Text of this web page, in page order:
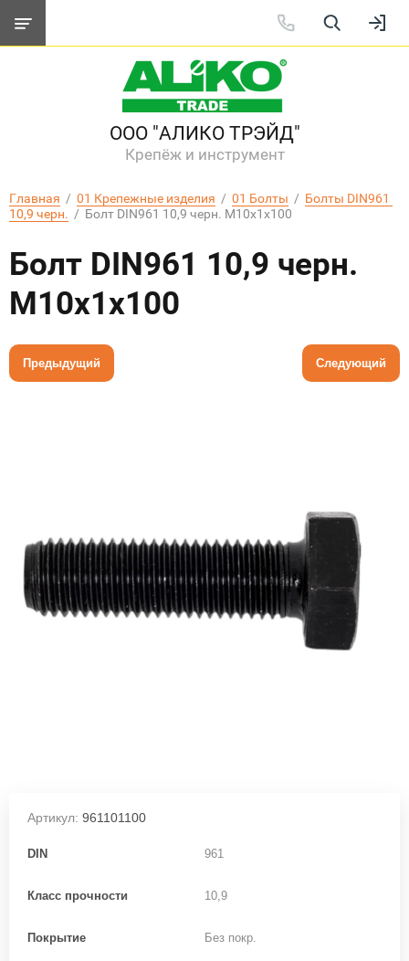
ООО "АЛИКО ТРЭЙД"
Крепёж и инструмент
Главная
  /
01 Крепежные изделия
  /
01 Болты
  /
Болты DIN961
10,9 черн.
  /  Болт DIN961 10,9 черн. М10х1х100
Болт DIN961 10,9 черн.
М10х1х100
Предыдущий Следующий
Артикул: 961101100
DIN 961
Класс прочности 10,9
Покрытие Без покр.